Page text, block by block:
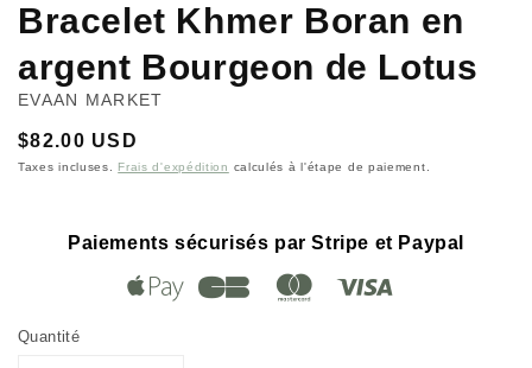
Bracelet Khmer Boran en
argent Bourgeon de Lotus
EVAAN MARKET
Prix
habituel
$82.00 USD
Taxes incluses. Frais d'expédition calculés à l'étape de paiement.
Paiements sécurisés par Stripe et Paypal
Quantité